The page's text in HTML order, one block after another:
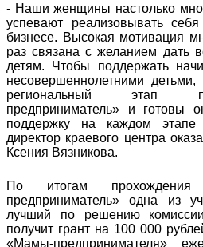
- Наши женщины настолько
успевают реализовывать
бизнесе. Высокая мотивация
раз связана с желанием дать
детям. Чтобы поддержать
несовершеннолетними
региональный этап
предприниматель» и готовы
поддержку на каждом этапе
директор краевого центра
Ксения Вязникова.
По итогам
предприниматель» одна из
лучший по решению
получит грант на 100 000
«Мамы-предпринимателя»